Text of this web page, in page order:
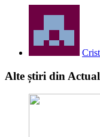
Alte știri din